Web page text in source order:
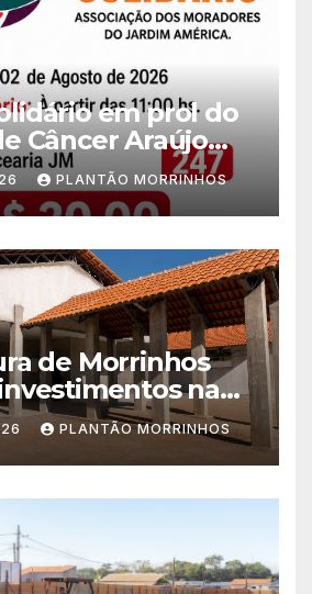
em prol do
Câncer Araújo
no Jardim
PLANTÃO MORRINHOS
de Morrinhos
na
A obra da Escola
de
avança em ritmo
e já ganha forma.
PLANTÃO MORRINHOS